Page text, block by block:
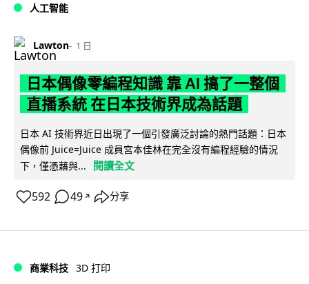
人工智能
Lawton 1 日
日本偶像零編程知識 靠 AI 搞了一整個
直播系統 在日本技術界成為話題
日本 AI 技術界近日出現了一個引發廣泛討論的熱門話題：日本
偶像前 Juice=Juice 成員宮本佳林在完全沒有編程經驗的情況
下，僅憑藉與...
閱讀全文
592 49 ↗ 分享
商業科技 3D 打印